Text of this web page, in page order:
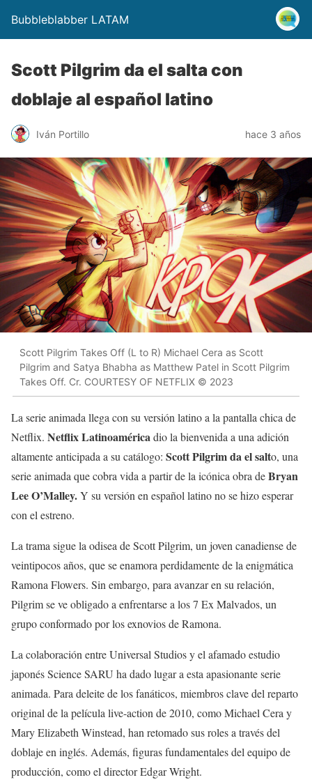
Bubbleblabber LATAM
Scott Pilgrim da el salta con
doblaje al español latino
Iván Portillo hace 3 años
Scott Pilgrim Takes Off (L to R) Michael Cera as Scott
Pilgrim and Satya Bhabha as Matthew Patel in Scott Pilgrim
Takes Off. Cr. COURTESY OF NETFLIX © 2023
La serie animada llega con su versión latino a la pantalla chica de
Netflix. Netflix Latinoaméricadio la bienvenida a una adición
altamente anticipada a su catálogo: Scott Pilgrim da el salto, una
serie animada que cobra vida a partir de la icónica obra deBryan
Lee O’Malley.Y su versión en español latino no se hizo esperar
con el estreno.
La trama sigue la odisea de Scott Pilgrim, un joven canadiense de
veintipocos años, que se enamora perdidamente de la enigmática
Ramona Flowers. Sin embargo, para avanzar en su relación,
Pilgrim se ve obligado a enfrentarse a los 7 Ex Malvados, un
grupo conformado por los exnovios de Ramona.
La colaboración entre Universal Studios y el afamado estudio
japonés Science SARU ha dado lugar a esta apasionante serie
animada. Para deleite de los fanáticos, miembros clave del reparto
original de la película live-action de 2010, como Michael Cera y
Mary Elizabeth Winstead, han retomado sus roles a través del
doblaje en inglés. Además, figuras fundamentales del equipo de
producción, como el director Edgar Wright.